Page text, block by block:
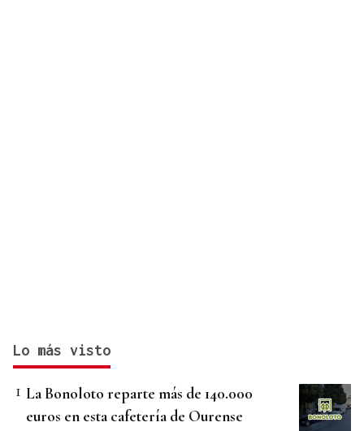
Lo más visto
La Bonoloto reparte más de 140.000
euros en esta cafetería de Ourense